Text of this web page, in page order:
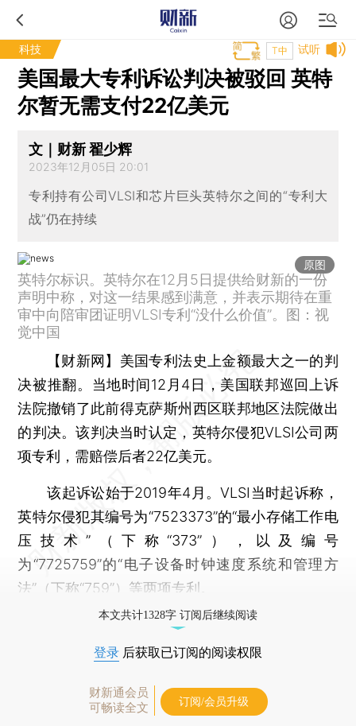
科技 试听
T中
美国最大专利诉讼判决被驳回 英特
尔暂无需支付22亿美元
文｜财新 翟少辉
2023年12月05日 20:01
专利持有公司VLSI和芯片巨头英特尔之间的“专利大
战”仍在持续
原图
英特尔标识。英特尔在12月5日提供给财新的一份
声明中称，对这一结果感到满意，并表示期待在重
审中向陪审团证明VLSI专利“没什么价值”。图：视
觉中国
【财新网】 美国专利法史上金额最大之一的判
决被推翻。当地时间12月4日，美国联邦巡回上诉
法院撤销了此前得克萨斯州西区联邦地区法院做出
的判决。该判决当时认定，英特尔侵犯VLSI公司两
项专利，需赔偿后者22亿美元。
该起诉讼始于2019年4月。VLSI当时起诉称，
英特尔侵犯其编号为“7523373”的“最小存储工作电
压技术”（下称“373”），以及编号
为“7725759”的“电子设备时钟速度系统和管理方
法”（下称“759”）等两项专利。
本文共计1328字 订阅后继续阅读
登录 后获取已订阅的阅读权限
财新通会员
可畅读全文
订阅/会员升级